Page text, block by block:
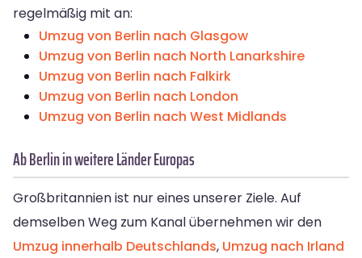
regelmäßig mit an:
Umzug von Berlin nach Glasgow
Umzug von Berlin nach North Lanarkshire
Umzug von Berlin nach Falkirk
Umzug von Berlin nach London
Umzug von Berlin nach West Midlands
Ab Berlin in weitere Länder Europas
Großbritannien ist nur eines unserer Ziele. Auf
demselben Weg zum Kanal übernehmen wir den
Umzug innerhalb Deutschlands, Umzug nach Irland